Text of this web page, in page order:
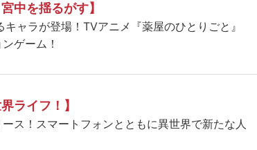
中を揺るがす】
ャラが登場！TVアニメ『薬屋のひとりごと』
ゲーム！
ライフ！】
ス！スマートフォンとともに異世界で新たな人